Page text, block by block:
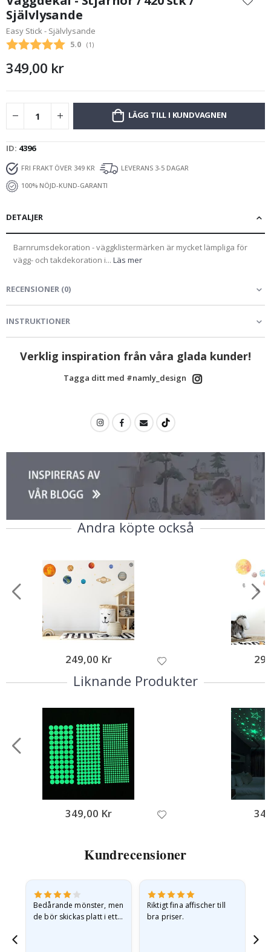
början
av
bildgalleriet
Självlysande
Easy Stick - Självlysande
Snittbetyg:
5.0 (röster:
1 )
349,00 kr
LÄGG TILL I KUNDVAGNEN
ID 4396
FRI FRAKT ÖVER 349 KR
LEVERANS 3-5 DAGAR
100% NÖJD-KUND-GARANTI
DETALJER
Barnrumsdekoration - väggklistermärken är mycket lämpliga för
vägg- och takdekoration i... Läs mer
RECENSIONER (0)
INSTRUKTIONER
Verklig inspiration från våra glada kunder!
Tagga ditt med #namly_design
Andra köpte också
249,00 Kr
Liknande Produkter
349,00 Kr
Kundrecensioner
Bedårande mönster, men
de bör skickas platt i ett
Riktigt fina affischer till
bra priser.